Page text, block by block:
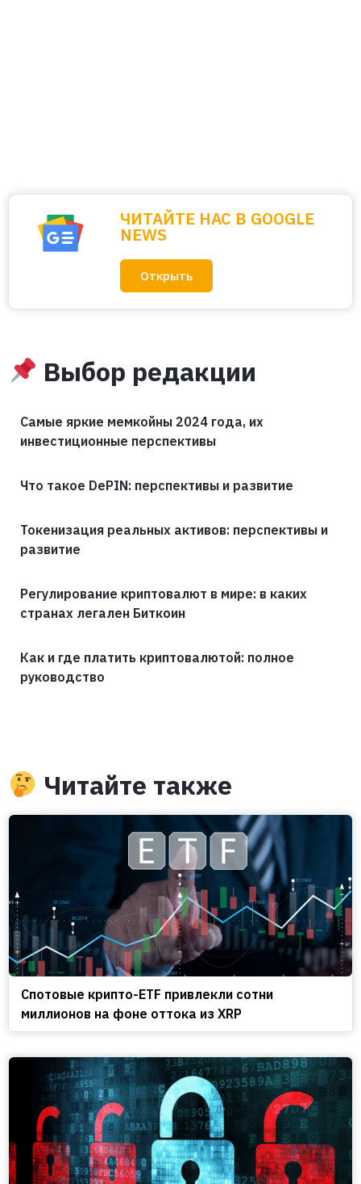
ЧИТАЙТЕ НАС В GOOGLE
NEWS
Открыть
Выбор редакции
Самые яркие мемкойны 2024 года, их
инвестиционные перспективы
Что такое DePIN: перспективы и развитие
Токенизация реальных активов: перспективы и
развитие
Регулирование криптовалют в мире: в каких
странах легален Биткоин
Как и где платить криптовалютой: полное
руководство
Читайте также
Спотовые крипто-ETF привлекли сотни
миллионов на фоне оттока из XRP